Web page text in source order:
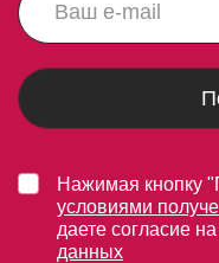
Нажимая кнопку
условиями
даете согласие на
данных